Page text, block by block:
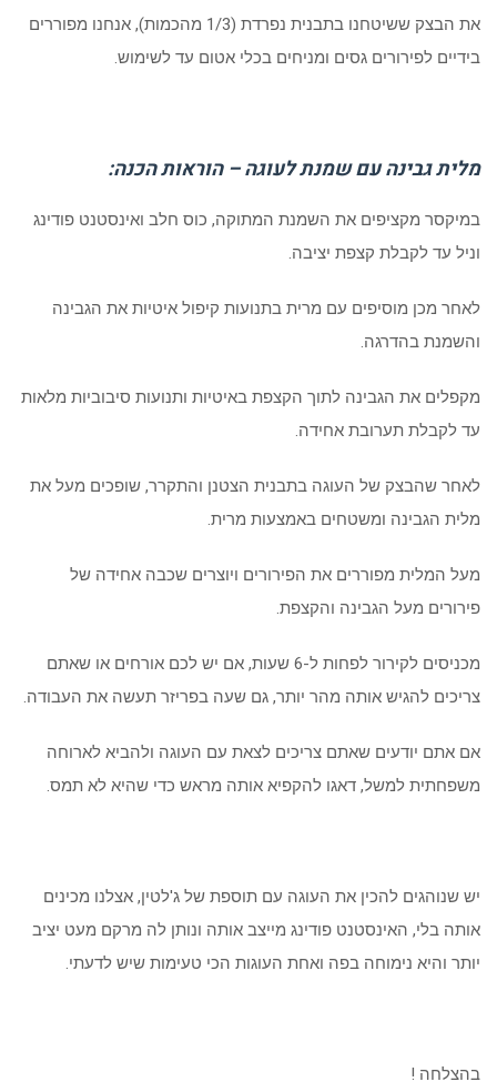
את הבצק ששיטחנו בתבנית נפרדת (1/3 מהכמות), אנחנו מפוררים
בידיים לפירורים גסים ומניחים בכלי אטום עד לשימוש.
מלית גבינה עם שמנת לעוגה – הוראות הכנה:
במיקסר מקציפים את השמנת המתוקה, כוס חלב ואינסטנט פודינג
וניל עד לקבלת קצפת יציבה.
לאחר מכן מוסיפים עם מרית בתנועות קיפול איטיות את הגבינה
והשמנת בהדרגה.
מקפלים את הגבינה לתוך הקצפת באיטיות ותנועות סיבוביות מלאות
עד לקבלת תערובת אחידה.
לאחר שהבצק של העוגה בתבנית הצטנן והתקרר, שופכים מעל את
מלית הגבינה ומשטחים באמצעות מרית.
מעל המלית מפוררים את הפירורים ויוצרים שכבה אחידה של
פירורים מעל הגבינה והקצפת.
מכניסים לקירור לפחות ל-6 שעות, אם יש לכם אורחים או שאתם
צריכים להגיש אותה מהר יותר, גם שעה בפריזר תעשה את העבודה.
אם אתם יודעים שאתם צריכים לצאת עם העוגה ולהביא לארוחה
משפחתית למשל, דאגו להקפיא אותה מראש כדי שהיא לא תמס.
יש שנוהגים להכין את העוגה עם תוספת של ג'לטין, אצלנו מכינים
אותה בלי, האינסטנט פודינג מייצב אותה ונותן לה מרקם מעט יציב
יותר והיא נימוחה בפה ואחת העוגות הכי טעימות שיש לדעתי.
בהצלחה !